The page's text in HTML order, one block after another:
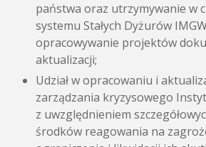
państwa oraz utrzymywanie w
systemu Stałych Dyżurów
opracowywanie projektów
aktualizacji;
Udział w opracowaniu i
zarządzania kryzysowego
z uwzględnieniem
środków reagowania na